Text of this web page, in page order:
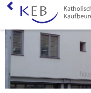
Home
KEB Kaufbeuren
Willkommen